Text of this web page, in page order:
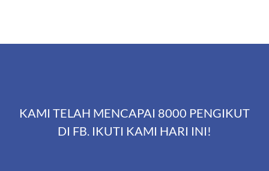
KAMI TELAH MENCAPAI 8000 PENGIKUT
DI FB. IKUTI KAMI HARI INI!